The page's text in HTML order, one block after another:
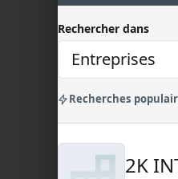
Rechercher dans
Recherches
2K